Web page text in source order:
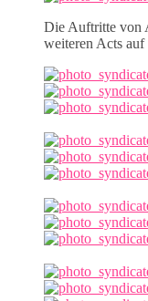
Die Auftritte von
weiteren Acts